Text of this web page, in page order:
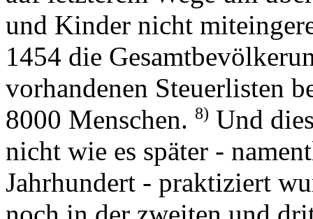
und Kinder nicht
1454 die
vorhandenen Steuerlisten
8000 Menschen. 8) Und
nicht wie es später -
Jahrhundert - praktiziert